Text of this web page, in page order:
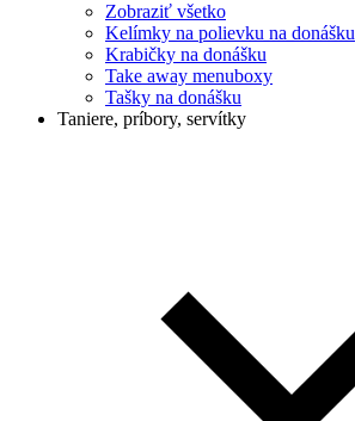
Zobraziť všetko
Kelímky na polievku na donášku
Krabičky na donášku
Take away menuboxy
Tašky na donášku
Taniere, príbory, servítky